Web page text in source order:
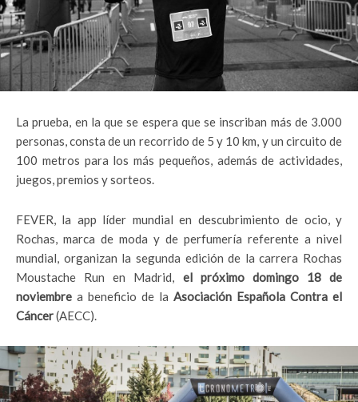
La prueba, en la que se espera que se inscriban más de 3.000
personas, consta de un recorrido de 5 y 10 km, y un circuito de
100 metros para los más pequeños, además de actividades,
juegos, premios y sorteos.
FEVER, la app líder mundial en descubrimiento de ocio, y
Rochas, marca de moda y de perfumería referente a nivel
mundial, organizan la segunda edición de la carrera Rochas
Moustache Run en Madrid, el próximo domingo 18 de
noviembre a beneficio de la Asociación Española Contra el
Cáncer(AECC).